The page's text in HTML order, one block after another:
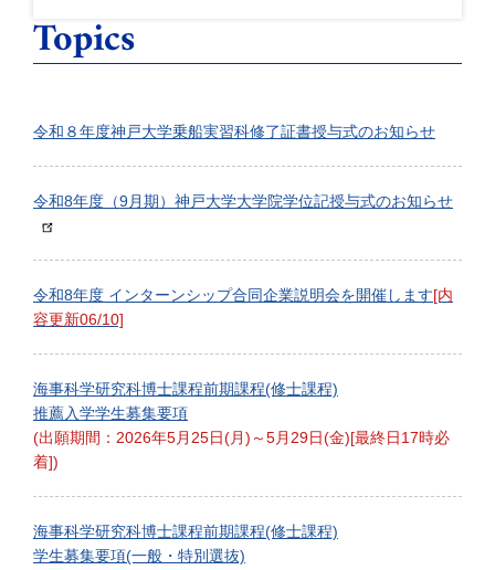
Topics
令和８年度神戸大学乗船実習科修了証書授与式のお知らせ
令和8年度（9月期）神戸大学大学院学位記授与式のお知らせ
令和8年度 インターンシップ合同企業説明会を開催します[内
容更新06/10]
海事科学研究科博士課程前期課程(修士課程)
推薦入学学生募集要項
(出願期間：2026年5月25日(月)～5月29日(金)[最終日17時必
着])
海事科学研究科博士課程前期課程(修士課程)
学生募集要項(一般・特別選抜)